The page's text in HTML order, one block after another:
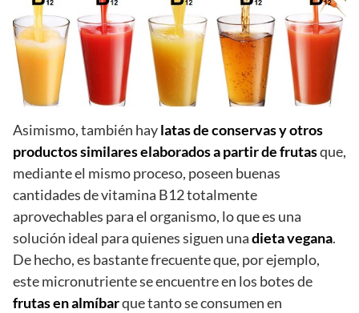
Asimismo, también haylatas de conservas y otros
productos similares elaborados a partir de frutasque,
mediante el mismo proceso, poseen buenas
cantidades de vitamina B12 totalmente
aprovechables para el organismo, lo que es una
solución ideal para quienes siguen unadieta vegana.
De hecho, es bastante frecuente que, por ejemplo,
este micronutriente se encuentre en los botes de
frutas en almíbarque tanto se consumen en